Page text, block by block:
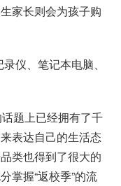
家长则会为孩子购
仪、笔记本电脑、
题上已经拥有了千
表达自己的生活态
类也得到了很大的
掌握“返校季”的流